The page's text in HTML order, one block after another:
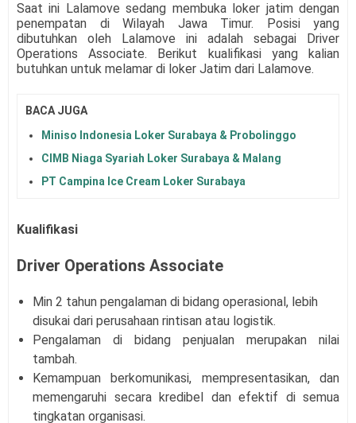
Saat ini Lalamove sedang membuka loker jatim dengan
penempatan di Wilayah Jawa Timur. Posisi yang
dibutuhkan oleh Lalamove ini adalah sebagai Driver
Operations Associate. Berikut kualifikasi yang kalian
butuhkan untuk melamar di loker Jatim dari Lalamove.
BACA JUGA
Miniso Indonesia Loker Surabaya & Probolinggo
CIMB Niaga Syariah Loker Surabaya & Malang
PT Campina Ice Cream Loker Surabaya
Kualifikasi
Driver Operations Associate
Min 2 tahun pengalaman di bidang operasional, lebih
disukai dari perusahaan rintisan atau logistik.
Pengalaman di bidang penjualan merupakan nilai
tambah.
Kemampuan berkomunikasi, mempresentasikan, dan
memengaruhi secara kredibel dan efektif di semua
tingkatan organisasi.